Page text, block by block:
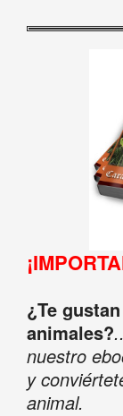
¿Te
animales?
nuestro
y
animal.